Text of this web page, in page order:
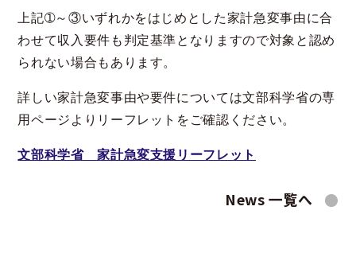
過去の入試結果
Web出願
保護者の皆さまへ
インフルエンザ・コロ
ナ等欠席報告書
上記➀～③いずれかをはじめとした家計急変事由に合
わせて収入要件も判定基準となりますので対象と認め
られない場合もあります。
詳しい家計急変事由や要件については文部科学省の専
用ページよりリーフレットをご確認ください。
文部科学省 家計急変支援リーフレット
News 一覧へ